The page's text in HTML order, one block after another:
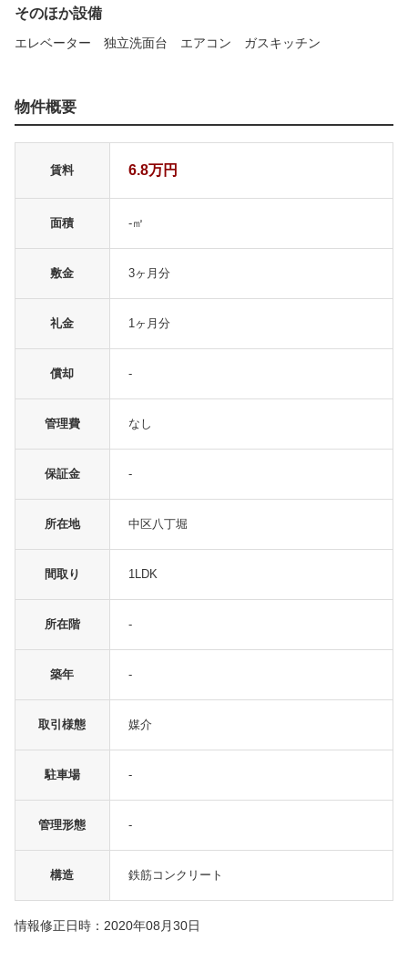
そのほか設備
エレベーター 独立洗面台 エアコン ガスキッチン
物件概要
賃料 6.8万円
面積 -㎡
敷金 3ヶ月分
礼金 1ヶ月分
償却 -
管理費 なし
保証金 -
所在地 中区八丁堀
間取り 1LDK
所在階 -
築年 -
取引様態 媒介
駐車場 -
管理形態 -
構造 鉄筋コンクリート
情報修正日時：2020年08月30日